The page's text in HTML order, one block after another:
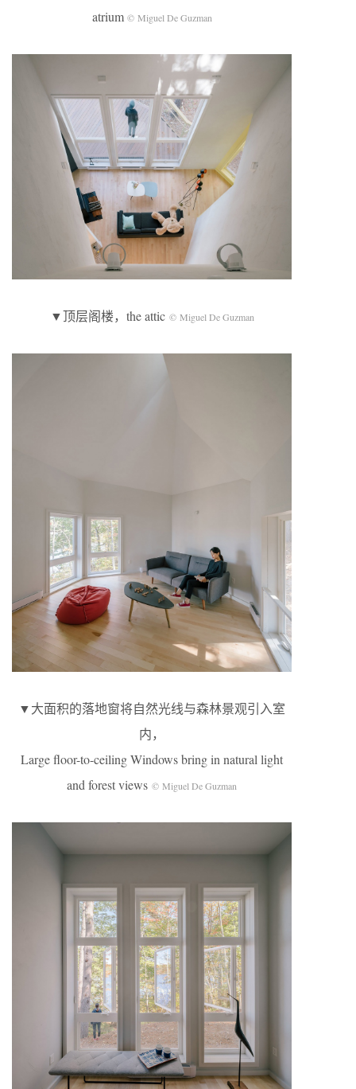
atrium © Miguel De Guzman
▼顶层阁楼，the attic © Miguel De Guzman
▼大面积的落地窗将自然光线与森林景观引入室
内，
Large floor-to-ceiling Windows bring in natural light
and forest views © Miguel De Guzman